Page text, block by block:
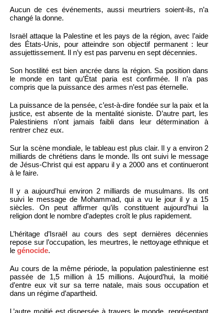
Aucun de ces événements, aussi meurtriers soient-ils, n’a
changé la donne.
Israël attaque la Palestine et les pays de la région, avec l’aide
des États-Unis, pour atteindre son objectif permanent : leur
assujettissement. Il n’y est pas parvenu en sept décennies.
Son hostilité est bien ancrée dans la région. Sa position dans
le monde en tant qu’État paria est confirmée. Il n’a pas
compris que la puissance des armes n’est pas éternelle.
La puissance de la pensée, c’est-à-dire fondée sur la paix et la
justice, est absente de la mentalité sioniste. D’autre part, les
Palestiniens n’ont jamais faibli dans leur détermination à
rentrer chez eux.
Sur la scène mondiale, le tableau est plus clair. Il y a environ 2
milliards de chrétiens dans le monde. Ils ont suivi le message
de Jésus-Christ qui est apparu il y a 2000 ans et continueront
à le faire.
Il y a aujourd’hui environ 2 milliards de musulmans. Ils ont
suivi le message de Mohammad, qui a vu le jour il y a 15
siècles. On peut affirmer qu’ils constituent aujourd’hui la
religion dont le nombre d’adeptes croît le plus rapidement.
L’héritage d’Israël au cours des sept dernières décennies
repose sur l’occupation, les meurtres, le nettoyage ethnique et
le génocide.
Au cours de la même période, la population palestinienne est
passée de 1,5 million à 15 millions. Aujourd’hui, la moitié
d’entre eux vit sur sa terre natale, mais sous occupation et
dans un régime d’apartheid.
L’autre moitié est dispersée à travers le monde, représentant